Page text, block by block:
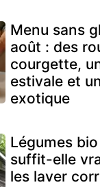
Menu sans
août : des
courgette,
estivale et
exotique
Légumes bio
suffit-elle
les laver